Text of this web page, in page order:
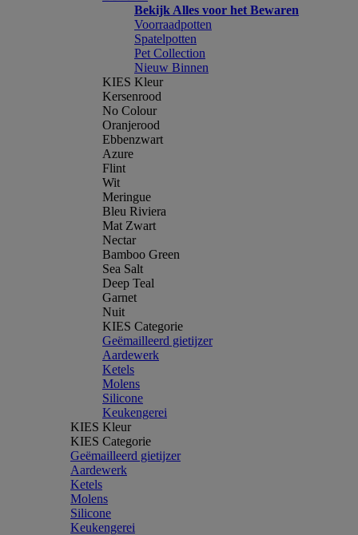
Bekijk Alles voor het Bewaren
Voorraadpotten
Spatelpotten
Pet Collection
Nieuw Binnen
KIES Kleur
Kersenrood
No Colour
Oranjerood
Ebbenzwart
Azure
Flint
Wit
Meringue
Bleu Riviera
Mat Zwart
Nectar
Bamboo Green
Sea Salt
Deep Teal
Garnet
Nuit
KIES Categorie
Geëmailleerd gietijzer
Aardewerk
Ketels
Molens
Silicone
Keukengerei
KIES Kleur
KIES Categorie
Geëmailleerd gietijzer
Aardewerk
Ketels
Molens
Silicone
Keukengerei